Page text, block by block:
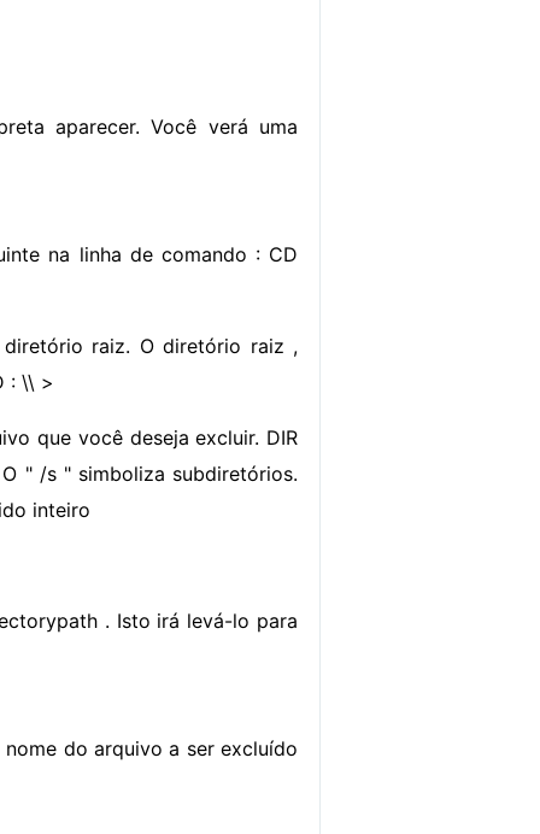
aparecer. Você verá uma
na linha de comando : CD
raiz. O diretório raiz ,
: \\ >
que você deseja excluir. DIR
" /s " simboliza subdiretórios.
inteiro
. Isto irá levá-lo para
do arquivo a ser excluído